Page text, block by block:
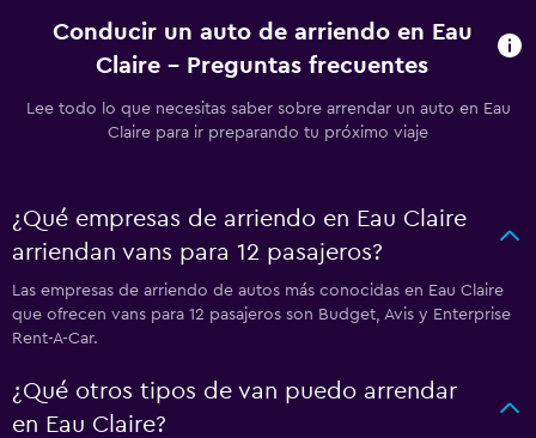
Conducir un auto de arriendo en Eau
Claire - Preguntas frecuentes
Lee todo lo que necesitas saber sobre arrendar un auto en Eau
Claire para ir preparando tu próximo viaje
¿Qué empresas de arriendo en Eau Claire
arriendan vans para 12 pasajeros?
Las empresas de arriendo de autos más conocidas en Eau Claire
que ofrecen vans para 12 pasajeros son Budget, Avis y Enterprise
Rent-A-Car.
¿Qué otros tipos de van puedo arrendar
en Eau Claire?